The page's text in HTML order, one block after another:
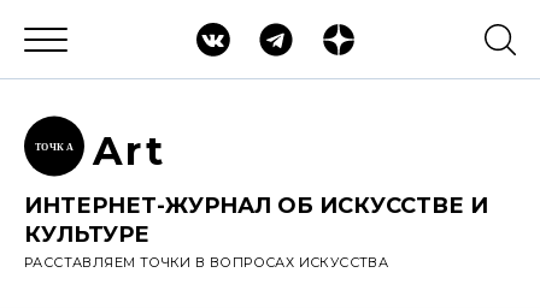
ТОЧК А Art
ИНТЕРНЕТ-ЖУРНАЛ ОБ ИСКУССТВЕ И
КУЛЬТУРЕ
РАССТАВЛЯЕМ ТОЧКИ В ВОПРОСАХ ИСКУССТВА